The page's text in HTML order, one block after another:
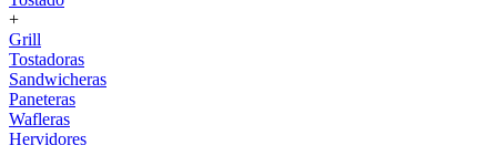
+
Grill
Tostadoras
Sandwicheras
Paneteras
Wafleras
Hervidores